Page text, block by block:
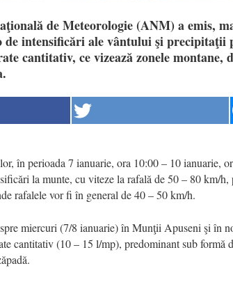
de Meteorologie (ANM) a emis,
de intensificări ale vântului şi precipitaţii
cantitativ, ce vizează zonele montane,
în perioada 7 ianuarie, ora 10:00 – 10 ianuarie,
la munte, cu viteze la rafală de 50 – 80 km/h,
rafalele vor fi în general de 40 – 50 km/h.
miercuri (7/8 ianuarie) în Munţii Apuseni şi în
cantitativ (10 – 15 l/mp), predominant sub formă